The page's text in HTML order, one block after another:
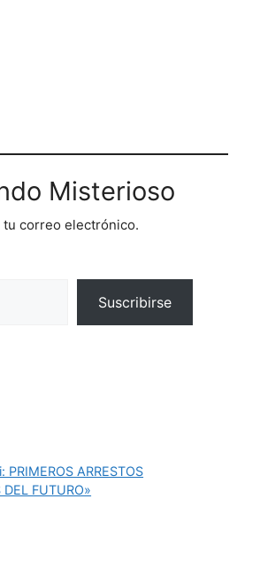
Misterioso
correo electrónico.
Suscribirse
ARRESTOS
DEL FUTURO»